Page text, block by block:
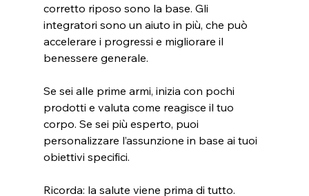
corretto riposo sono la base. Gli
integratori sono un aiuto in più, che può
accelerare i progressi e migliorare il
benessere generale.
Se sei alle prime armi, inizia con pochi
prodotti e valuta come reagisce il tuo
corpo. Se sei più esperto, puoi
personalizzare l’assunzione in base ai tuoi
obiettivi specifici.
Ricorda: la salute viene prima di tutto.